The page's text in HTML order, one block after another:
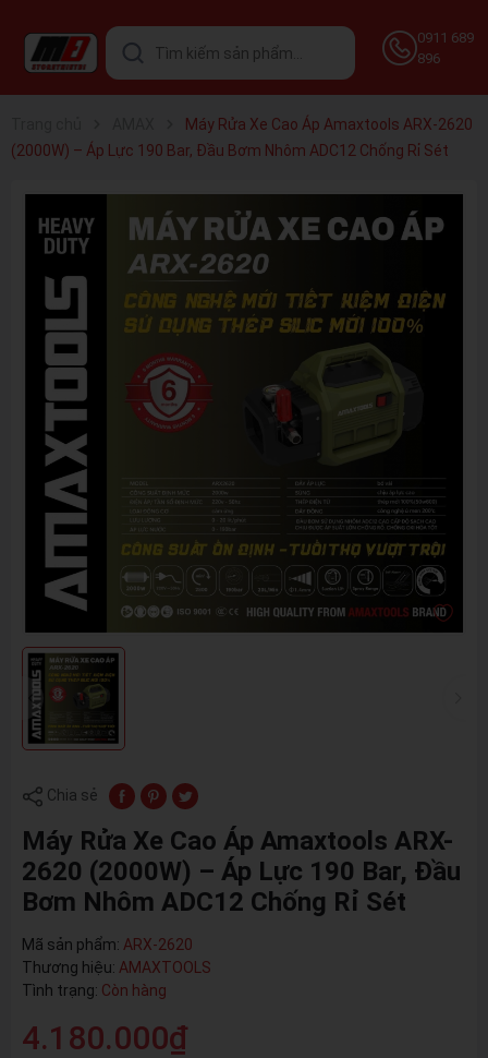
0911 689
896
Máy Rửa Xe Cao Áp Amaxtools ARX-2620
(2000W) – Áp Lực 190 Bar, Đầu Bơm Nhôm ADC12 Chống Rỉ Sét
Chia sẻ
Máy Rửa Xe Cao Áp Amaxtools ARX-
2620 (2000W) – Áp Lực 190 Bar, Đầu
Bơm Nhôm ADC12 Chống Rỉ Sét
Mã sản phẩm: ARX-2620
Thương hiệu: AMAXTOOLS
Tình trạng: Còn hàng
4.180.000₫